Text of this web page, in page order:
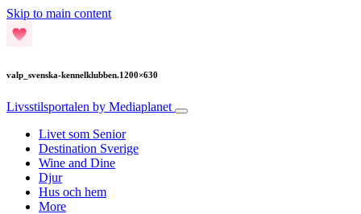
Skip to main content
valp_svenska-kennelklubben.1200×630
Livsstilsportalen by Mediaplanet
Livet som Senior
Destination Sverige
Wine and Dine
Djur
Hus och hem
More